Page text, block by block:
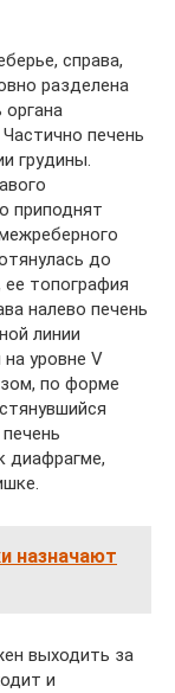
справа,
разделена
печень
грудины.
приподнят
до
топография
налево печень
линии
уровне V
по форме
диафрагме,
назначают
выходить за
и